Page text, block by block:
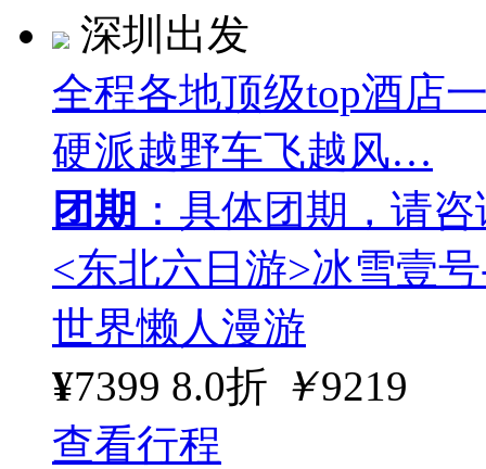
深圳出发
全程各地顶级top酒店
硬派越野车飞越风…
团期 ：具体团期，请
<东北六日游>冰雪壹
世界懒人漫游
¥7399 8.0折 ￥9219
查看行程